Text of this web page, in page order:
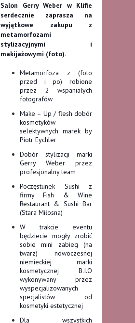
Salon Gerry Weber w Klifie
serdecznie zaprasza na
wyjątkowe zakupu z
metamorfozami
stylizacyjnymi i
makijażowymi (foto).
Metamorfoza z (foto
przed i po) robione
przez 2 wspaniałych
fotografów
Make – Up / flesh dobór
kosmetyków
selektywnych marek by
Piotr Eychler
Dobór stylizacji marki
Gerry Weber przez
profesjonalny team
Poczęstunek Sushi z
firmy Fish & Wine
Restaurant & Sushi Bar
(Stara Miłosna)
W trakcie eventu
będziecie mogły zrobić
sobie mini zabieg (na
twarz) nowoczesnej
niemieckiej marki
kosmetycznej B.I.O
wykonywany przez
wyspecjalizowanych
specjalistów od
kosmetyki estetycznej
Dla wszystkich